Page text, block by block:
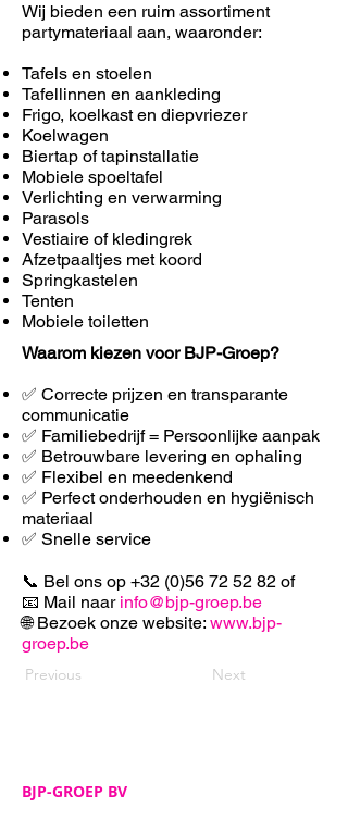
Wij bieden een ruim assortiment
partymateriaal aan, waaronder:
Tafels en stoelen
Tafellinnen en aankleding
Frigo, koelkast en diepvriezer
Koelwagen
Biertap of tapinstallatie
Mobiele spoeltafel
Verlichting en verwarming
Parasols
Vestiaire of kledingrek
Afzetpaaltjes met koord
Springkastelen
Tenten
Mobiele toiletten
Waarom kiezen voor BJP-Groep?
✅ Correcte prijzen en transparante
communicatie
✅ Familiebedrijf = Persoonlijke aanpak
✅ Betrouwbare levering en ophaling
✅ Flexibel en meedenkend
✅ Perfect onderhouden en hygiënisch
materiaal
✅ Snelle service
📞 Bel ons op +32 (0)56 72 52 82 of
📧 Mail naar info@bjp-groep.be
🌐 Bezoek onze website: www.bjp-
groep.be
Previous Next
BJP-GROEP BV